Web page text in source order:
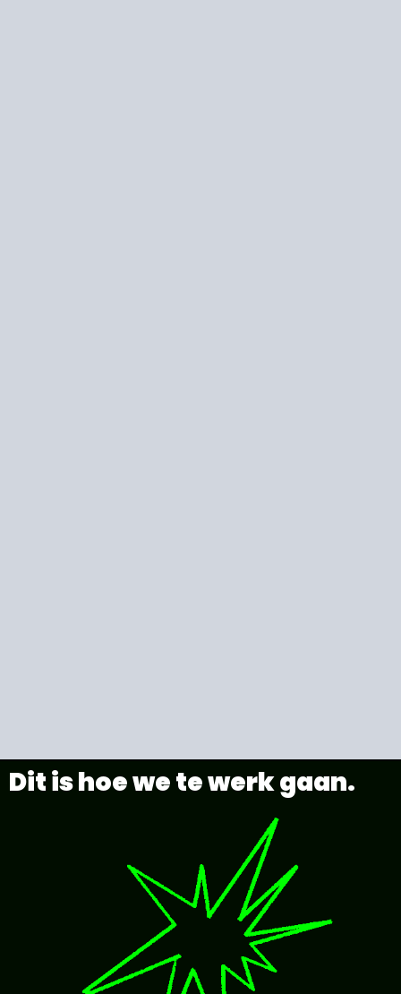
Dit is hoe we te werk gaan.